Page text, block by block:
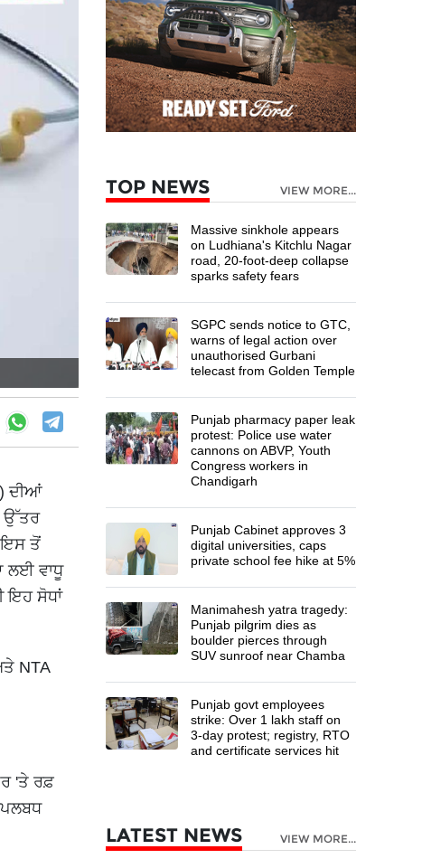
ਦੀਆਂ
ਉੱਤਰ
ਇਸ ਤੋਂ
ਲਈ ਵਾਧੂ
ਇਹ ਸੋਧਾਂ
NTA
'ਤੇ ਰਫ਼
TOP NEWS VIEW MORE...
Massive sinkhole appears
on Ludhiana's Kitchlu Nagar
road, 20-foot-deep collapse
sparks safety fears
SGPC sends notice to GTC,
warns of legal action over
unauthorised Gurbani
telecast from Golden Temple
Punjab pharmacy paper leak
protest: Police use water
cannons on ABVP, Youth
Congress workers in
Chandigarh
Punjab Cabinet approves 3
digital universities, caps
private school fee hike at 5%
Manimahesh yatra tragedy:
Punjab pilgrim dies as
boulder pierces through
SUV sunroof near Chamba
Punjab govt employees
strike: Over 1 lakh staff on
3-day protest; registry, RTO
and certificate services hit
LATEST NEWS VIEW MORE...